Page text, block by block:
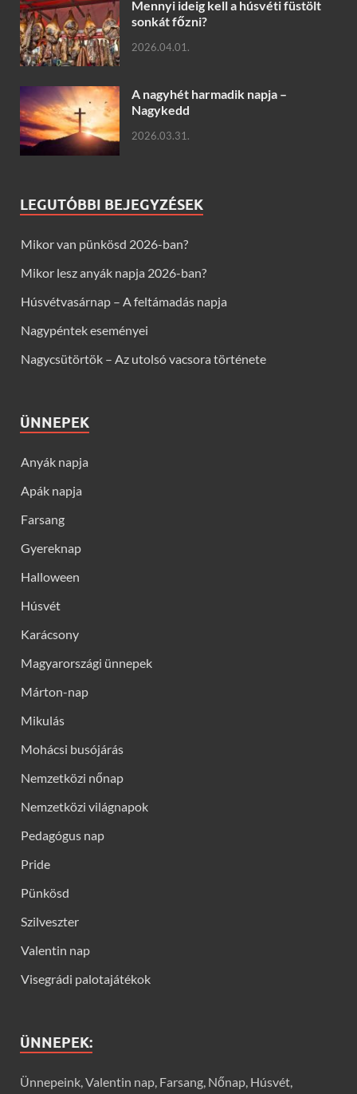
Mennyi ideig kell a húsvéti füstölt
sonkát főzni?
2026.04.01.
A nagyhét harmadik napja –
Nagykedd
2026.03.31.
LEGUTÓBBI BEJEGYZÉSEK
Mikor van pünkösd 2026-ban?
Mikor lesz anyák napja 2026-ban?
Húsvétvasárnap – A feltámadás napja
Nagypéntek eseményei
Nagycsütörtök – Az utolsó vacsora története
ÜNNEPEK
Anyák napja
Apák napja
Farsang
Gyereknap
Halloween
Húsvét
Karácsony
Magyarországi ünnepek
Márton-nap
Mikulás
Mohácsi busójárás
Nemzetközi nőnap
Nemzetközi világnapok
Pedagógus nap
Pride
Pünkösd
Szilveszter
Valentin nap
Visegrádi palotajátékok
ÜNNEPEK:
Ünnepeink, Valentin nap, Farsang, Nőnap, Húsvét,